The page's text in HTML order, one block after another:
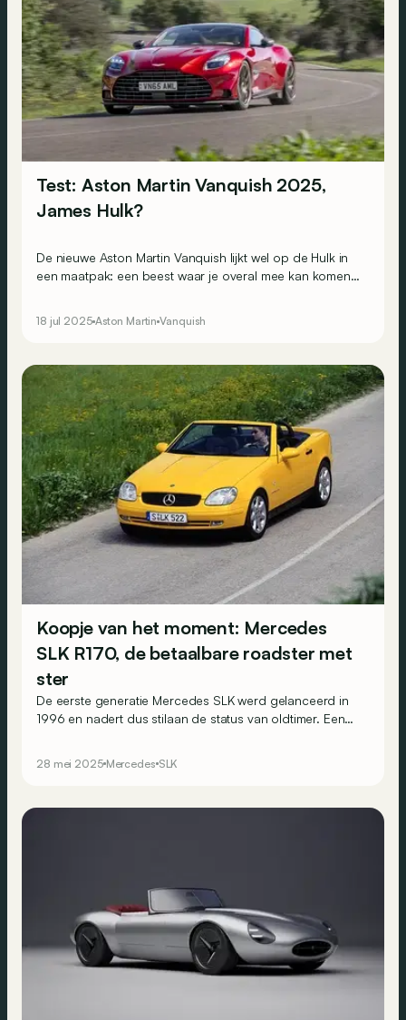
Test: Aston Martin Vanquish 2025,
James Hulk?
De nieuwe Aston Martin Vanquish lijkt wel op de Hulk in
een maatpak: een beest waar je overal mee kan komen,
18 jul 2025 Aston Martin Vanquish
Koopje van het moment: Mercedes
SLK R170, de betaalbare roadster met
ster
De eerste generatie Mercedes SLK werd gelanceerd in
1996 en nadert dus stilaan de status van oldtimer. Een
28 mei 2025 Mercedes SLK